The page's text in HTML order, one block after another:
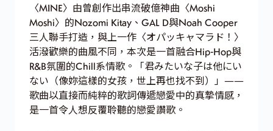
〈MINE〉由曾創作出串流破億神曲〈Moshi
Moshi〉的Nozomi Kitay、GAL D與Noah Cooper
三人聯手打造，與上一作〈オパッキャマラド！〉
活潑歡樂的曲風不同，本次是一首融合Hip-Hop與
R&B氛圍的Chill系情歌。「君みたいな子は他にい
ない（像妳這樣的女孩，世上再也找不到）」——
歌曲以直接而純粹的歌詞傳遞戀愛中的真摯情感，
是一首令人想反覆聆聽的戀愛讚歌。